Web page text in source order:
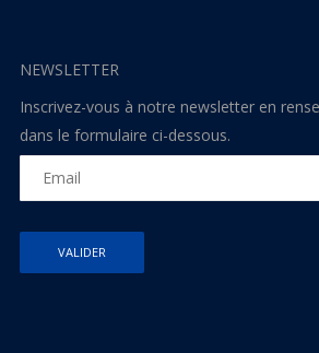
NEWSLETTER
Inscrivez-vous à notre newsletter en
dans le formulaire ci-dessous.